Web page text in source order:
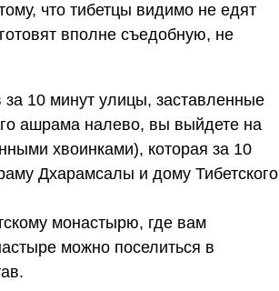
что тибетцы видимо не едят
вполне съедобную, не
10 минут улицы, заставленные
ашрама налево, вы выйдете на
хвоинками), которая за 10
Дхарамсалы и дому Тибетского
монастырю, где вам
можно поселиться в